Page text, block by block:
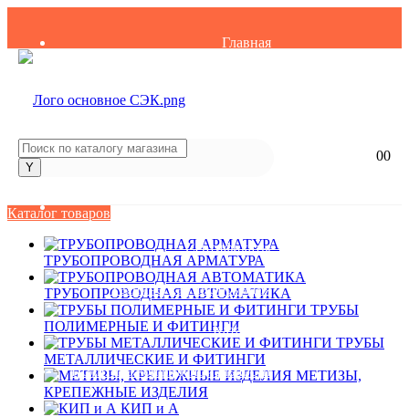
Главная
Сертификаты
Техническая информация
Каталоги
Политика конфиденциальности
00
Каталог товаров
ТРУБОПРОВОДНАЯ АРМАТУРА
ТРУБОПРОВОДНАЯ АВТОМАТИКА
ТРУБЫ
ПОЛИМЕРНЫЕ И ФИТИНГИ
ТРУБЫ
МЕТАЛЛИЧЕСКИЕ И ФИТИНГИ
МЕТИЗЫ,
КРЕПЕЖНЫЕ ИЗДЕЛИЯ
КИП и А